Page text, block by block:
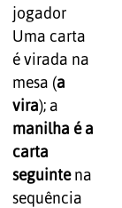
jogador
Uma carta
é virada na
mesa (a
vira); a
manilha é a
carta
seguintena
sequência